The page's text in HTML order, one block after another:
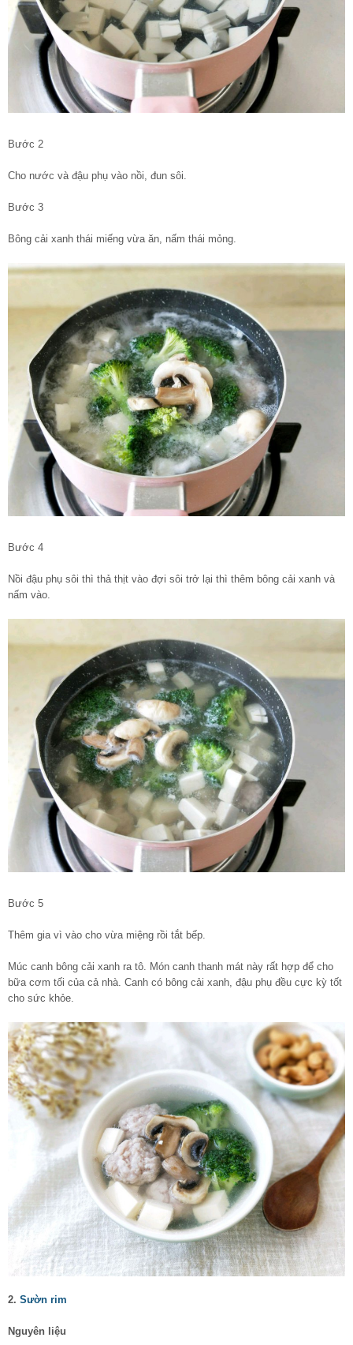
Bước 2
Cho nước và đậu phụ vào nồi, đun sôi.
Bước 3
Bông cải xanh thái miếng vừa ăn, nấm thái mỏng.
Bước 4
Nồi đậu phụ sôi thì thả thịt vào đợi sôi trở lại thì thêm bông cải xanh và
nấm vào.
Bước 5
Thêm gia vì vào cho vừa miệng rồi tắt bếp.
Múc canh bông cải xanh ra tô. Món canh thanh mát này rất hợp để cho
bữa cơm tối của cả nhà. Canh có bông cải xanh, đậu phụ đều cực kỳ tốt
cho sức khỏe.
2. Sườn rim
Nguyên liệu